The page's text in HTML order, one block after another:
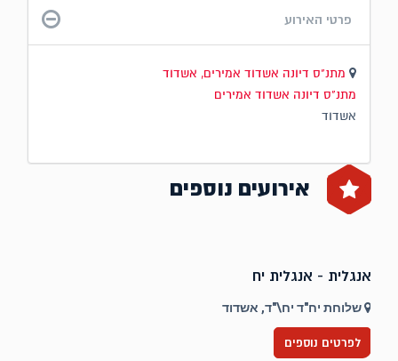
פרטי האירוע
מתנ"ס דיונה אשדוד אמירים, אשדוד
מתנ"ס דיונה אשדוד אמירים
אשדוד
אירועים נוספים
אנגלית - אנגלית יח
שלוחת יח"ד יח\"ד, אשדוד
לפרטים נוספים